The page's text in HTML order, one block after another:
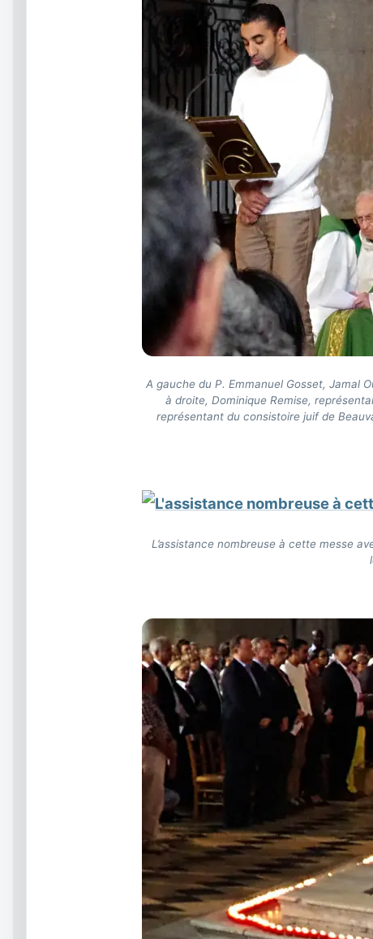
A gauche du P. Emmanuel Gosset, Jamal
à droite, Dominique Remise,
représentant du consistoire juif de
L’assistance nombreuse à cette messe